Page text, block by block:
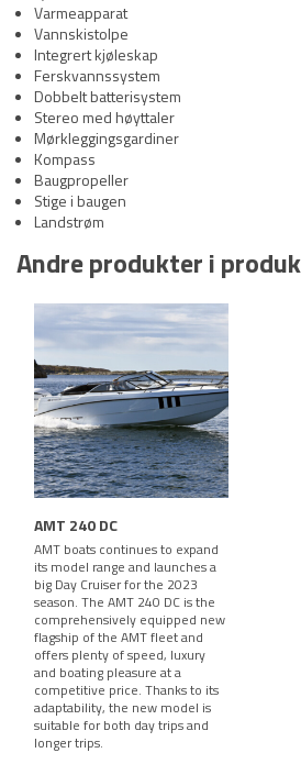
Varmeapparat
Vannskistolpe
Integrert kjøleskap
Ferskvannssystem
Dobbelt batterisystem
Stereo med høyttaler
Mørkleggingsgardiner
Kompass
Baugpropeller
Stige i baugen
Landstrøm
Andre produkter i
AMT 240 DC
AMT boats continues to expand
its model range and launches a
big Day Cruiser for the 2023
season. The AMT 240 DC is the
comprehensively equipped new
flagship of the AMT fleet and
offers plenty of speed, luxury
and boating pleasure at a
competitive price. Thanks to its
adaptability, the new model is
suitable for both day trips and
longer trips.